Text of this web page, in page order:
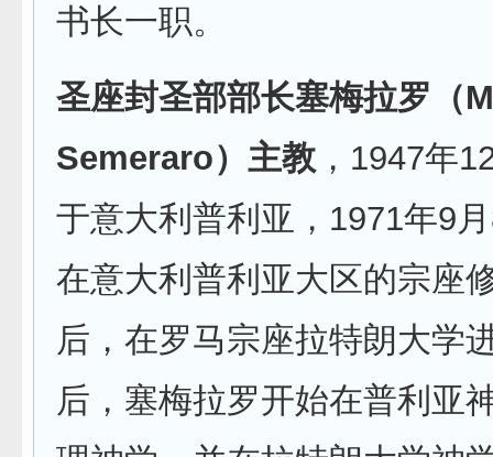
书长一职。
圣座封圣部部长塞梅拉罗（
Semeraro）主教 ，1947年
于意大利普利亚，1971年9
在意大利普利亚大区的宗座
后，在罗马宗座拉特朗大学
后，塞梅拉罗开始在普利亚